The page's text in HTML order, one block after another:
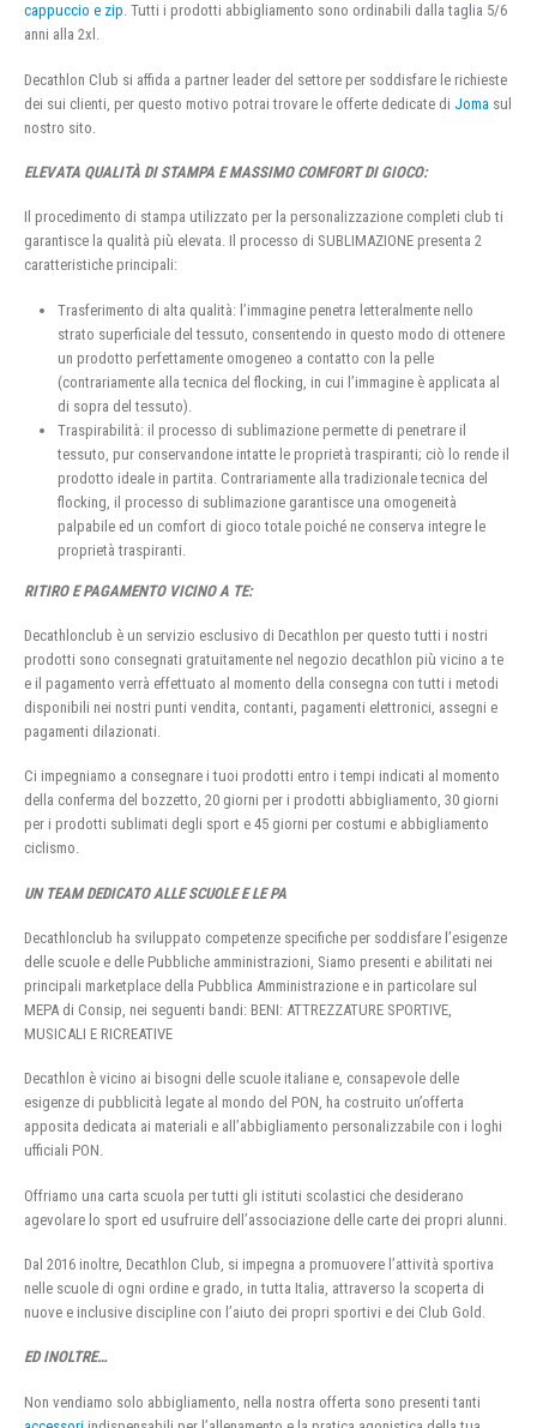
cappuccio e zip. Tutti i prodotti abbigliamento sono ordinabili dalla taglia 5/6
anni alla 2xl.
Decathlon Club si affida a partner leader del settore per soddisfare le richieste
dei sui clienti, per questo motivo potrai trovare le offerte dedicate di Joma sul
nostro sito.
ELEVATA QUALITÀ DI STAMPA E MASSIMO COMFORT DI GIOCO:
Il procedimento di stampa utilizzato per la personalizzazione completi club ti
garantisce la qualità più elevata. Il processo di SUBLIMAZIONE presenta 2
caratteristiche principali:
Trasferimento di alta qualità: l’immagine penetra letteralmente nello
strato superficiale del tessuto, consentendo in questo modo di ottenere
un prodotto perfettamente omogeneo a contatto con la pelle
(contrariamente alla tecnica del flocking, in cui l’immagine è applicata al
di sopra del tessuto).
Traspirabilità: il processo di sublimazione permette di penetrare il
tessuto, pur conservandone intatte le proprietà traspiranti; ciò lo rende il
prodotto ideale in partita. Contrariamente alla tradizionale tecnica del
flocking, il processo di sublimazione garantisce una omogeneità
palpabile ed un comfort di gioco totale poiché ne conserva integre le
proprietà traspiranti.
RITIRO E PAGAMENTO VICINO A TE:
Decathlonclub è un servizio esclusivo di Decathlon per questo tutti i nostri
prodotti sono consegnati gratuitamente nel negozio decathlon più vicino a te
e il pagamento verrà effettuato al momento della consegna con tutti i metodi
disponibili nei nostri punti vendita, contanti, pagamenti elettronici, assegni e
pagamenti dilazionati.
Ci impegniamo a consegnare i tuoi prodotti entro i tempi indicati al momento
della conferma del bozzetto, 20 giorni per i prodotti abbigliamento, 30 giorni
per i prodotti sublimati degli sport e 45 giorni per costumi e abbigliamento
ciclismo.
UN TEAM DEDICATO ALLE SCUOLE E LE PA
Decathlonclub ha sviluppato competenze specifiche per soddisfare l’esigenze
delle scuole e delle Pubbliche amministrazioni, Siamo presenti e abilitati nei
principali marketplace della Pubblica Amministrazione e in particolare sul
MEPA di Consip, nei seguenti bandi: BENI: ATTREZZATURE SPORTIVE,
MUSICALI E RICREATIVE
Decathlon è vicino ai bisogni delle scuole italiane e, consapevole delle
esigenze di pubblicità legate al mondo del PON, ha costruito un’offerta
apposita dedicata ai materiali e all’abbigliamento personalizzabile con i loghi
ufficiali PON.
Offriamo una carta scuola per tutti gli istituti scolastici che desiderano
agevolare lo sport ed usufruire dell’associazione delle carte dei propri alunni.
Dal 2016 inoltre, Decathlon Club, si impegna a promuovere l’attività sportiva
nelle scuole di ogni ordine e grado, in tutta Italia, attraverso la scoperta di
nuove e inclusive discipline con l’aiuto dei propri sportivi e dei Club Gold.
ED INOLTRE…
Non vendiamo solo abbigliamento, nella nostra offerta sono presenti tanti